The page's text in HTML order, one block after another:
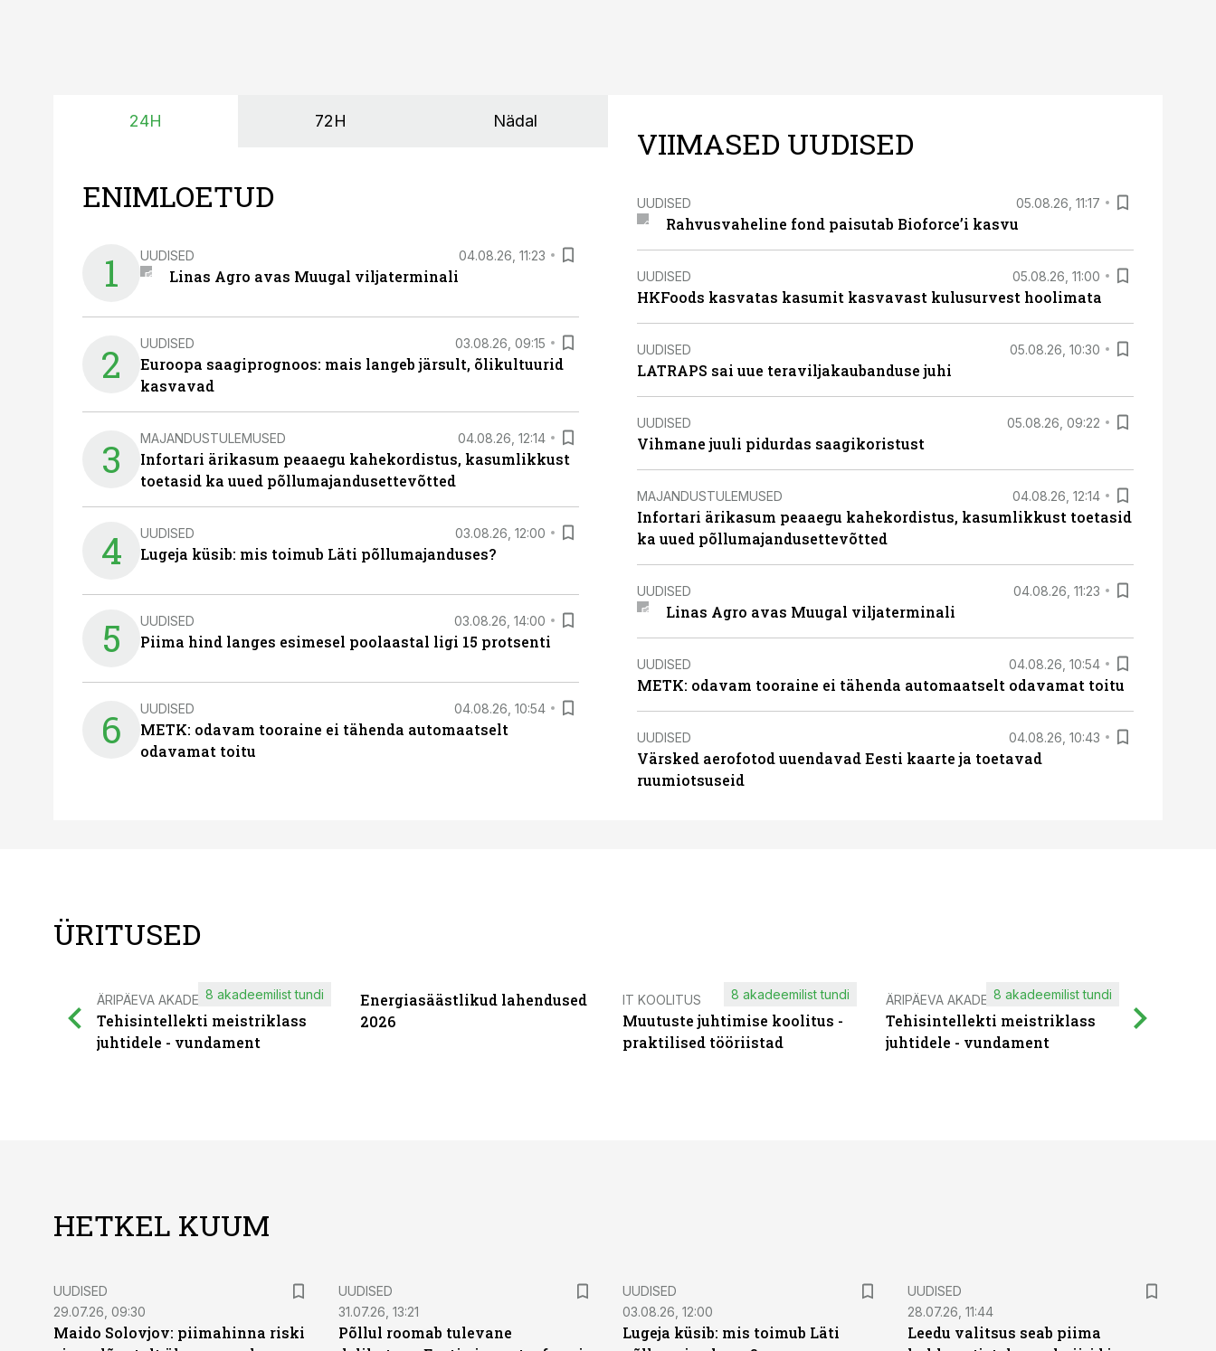
24H 72H Nädal
ENIMLOETUD
1 UUDISED 04.08.26, 11:23
Linas Agro avas Muugal viljaterminali
2 UUDISED 03.08.26, 09:15
Euroopa saagiprognoos: mais langeb järsult, õlikultuurid
kasvavad
3 MAJANDUSTULEMUSED 04.08.26, 12:14
Infortari ärikasum peaaegu kahekordistus, kasumlikkust
toetasid ka uued põllumajandusettevõtted
4 UUDISED 03.08.26, 12:00
Lugeja küsib: mis toimub Läti põllumajanduses?
5 UUDISED 03.08.26, 14:00
Piima hind langes esimesel poolaastal ligi 15 protsenti
6 UUDISED 04.08.26, 10:54
METK: odavam tooraine ei tähenda automaatselt
odavamat toitu
VIIMASED UUDISED
UUDISED 05.08.26, 11:17
Rahvusvaheline fond paisutab Bioforce’i kasvu
UUDISED 05.08.26, 11:00
HKFoods kasvatas kasumit kasvavast kulusurvest hoolimata
UUDISED 05.08.26, 10:30
LATRAPS sai uue teraviljakaubanduse juhi
UUDISED 05.08.26, 09:22
Vihmane juuli pidurdas saagikoristust
MAJANDUSTULEMUSED 04.08.26, 12:14
Infortari ärikasum peaaegu kahekordistus, kasumlikkust toetasid
ka uued põllumajandusettevõtted
UUDISED 04.08.26, 11:23
Linas Agro avas Muugal viljaterminali
UUDISED 04.08.26, 10:54
METK: odavam tooraine ei tähenda automaatselt odavamat toitu
UUDISED 04.08.26, 10:43
Värsked aerofotod uuendavad Eesti kaarte ja toetavad
ruumiotsuseid
ÜRITUSED
ÄRIPÄEVA AKADEEMIA
Tehisintellekti meistriklass
juhtidele - vundament
8 akadeemilist tundi
Energiasäästlikud lahendused
2026
IT KOOLITUS
Muutuste juhtimise koolitus -
praktilised tööriistad
8 akadeemilist tundi ÄRIPÄEVA AKADEEMIA
Tehisintellekti meistriklass
juhtidele - vundament
8 akadeemilist tundi
HETKEL KUUM
UUDISED
29.07.26, 09:30
Maido Solovjov: piimahinna riski
UUDISED
31.07.26, 13:21
Põllul roomab tulevane
UUDISED
03.08.26, 12:00
Lugeja küsib: mis toimub Läti
UUDISED
28.07.26, 11:44
Leedu valitsus seab piima